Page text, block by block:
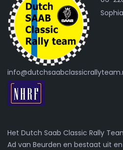
Het Dutch Saab Classic Rally
Ad van Beurden en bestaat uit